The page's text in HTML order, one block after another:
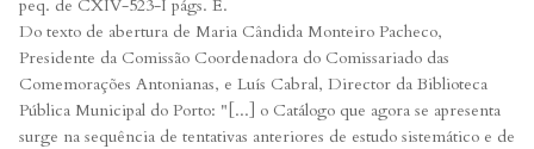
peq. de CXIV-523-I págs. E.
Do texto de abertura de Maria Cândida Monteiro Pacheco,
Presidente da Comissão Coordenadora do Comissariado das
Comemorações Antonianas, e Luís Cabral, Director da Biblioteca
Pública Municipal do Porto: "[...] o Catálogo que agora se apresenta
surge na sequência de tentativas anteriores de estudo sistemático e de